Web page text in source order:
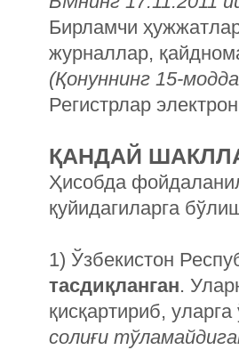
Бирламчи
журналлар,
(Қонуннинг 15-
Регистрлар
ҚАНДАЙ
Ҳисобда
қуйидагиларга
1) Ўзбекистон
тасдиқланган.
қисқартириб,
солиғи